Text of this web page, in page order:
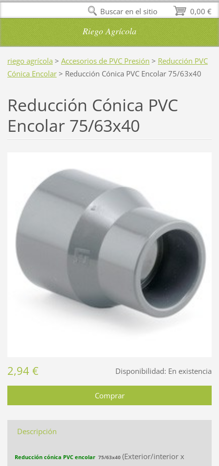
Riego Agrícola
riego agrícola > Accesorios de PVC Presión > Reducción PVC
Cónica Encolar > Reducción Cónica PVC Encolar 75/63x40
Reducción Cónica PVC
Encolar 75/63x40
Disponibilidad: En existencia
2,94 €
Descripción
Reducción cónica PVC encolar75/63x40 (Exterior/interior x
0,00 €
Buscar en el sitio